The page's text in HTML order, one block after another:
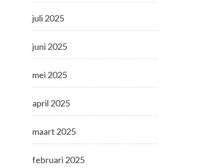
juli 2025
juni 2025
mei 2025
april 2025
maart 2025
februari 2025